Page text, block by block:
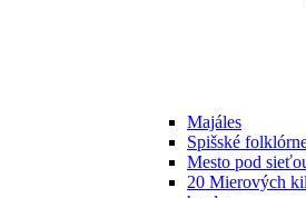
Majáles
Spišské
Mesto pod
20 Mierových